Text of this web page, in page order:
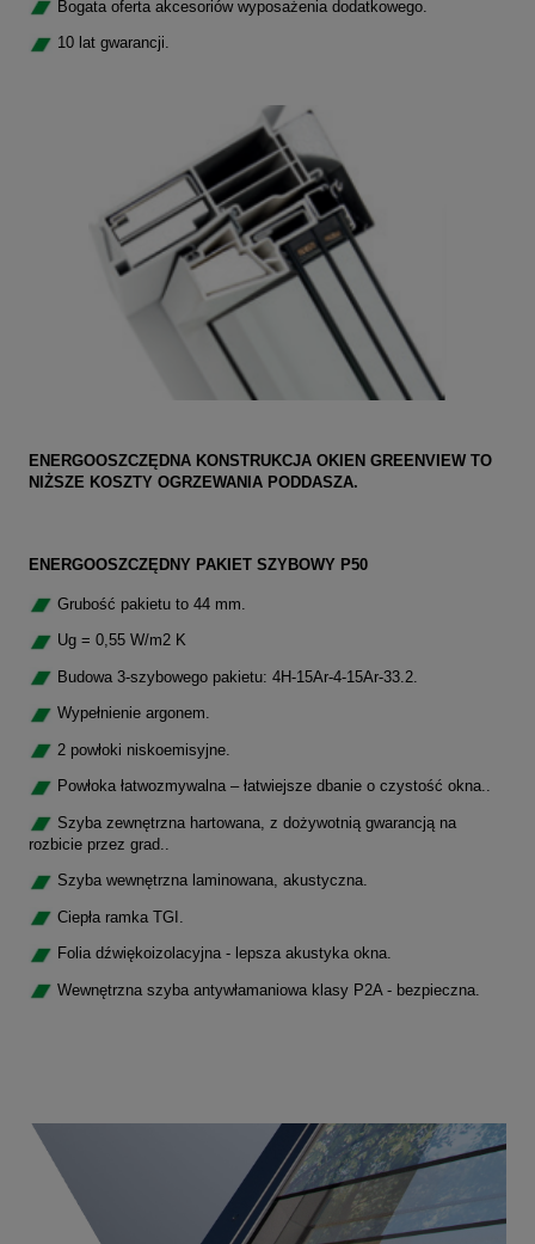
Bogata oferta akcesoriów wyposażenia dodatkowego.
10 lat gwarancji.
ENERGOOSZCZĘDNA KONSTRUKCJA OKIEN GREENVIEW TO
NIŻSZE KOSZTY OGRZEWANIA PODDASZA.
ENERGOOSZCZĘDNY PAKIET SZYBOWY P50
Grubość pakietu to 44 mm.
Ug = 0,55 W/m2 K
Budowa 3-szybowego pakietu: 4H-15Ar-4-15Ar-33.2.
Wypełnienie argonem.
2 powłoki niskoemisyjne.
Powłoka łatwozmywalna – łatwiejsze dbanie o czystość okna..
Szyba zewnętrzna hartowana, z dożywotnią gwarancją na
rozbicie przez grad..
Szyba wewnętrzna laminowana, akustyczna.
Ciepła ramka TGI.
Folia dźwiękoizolacyjna - lepsza akustyka okna.
Wewnętrzna szyba antywłamaniowa klasy P2A - bezpieczna.